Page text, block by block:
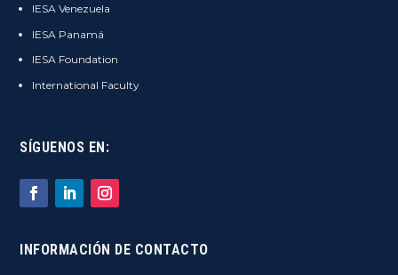
IESA Venezuela
IESA Panamá
IESA Foundation
International Faculty
SÍGUENOS EN:
INFORMACIÓN DE CONTACTO